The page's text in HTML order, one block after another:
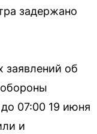
задержано
заявлений об
07:00 19 июня
и